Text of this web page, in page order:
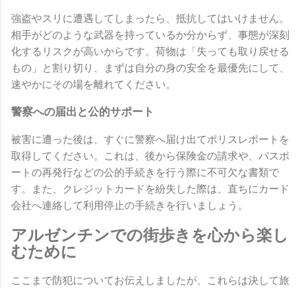
強盗やスリに遭遇してしまったら、抵抗してはいけません。
相手がどのような武器を持っているか分からず、事態が深刻
化するリスクが高いからです。荷物は「失っても取り戻せる
もの」と割り切り、まずは自分の身の安全を最優先にして、
速やかにその場を離れてください。
警察への届出と公的サポート
被害に遭った後は、すぐに警察へ届け出てポリスレポートを
取得してください。これは、後から保険金の請求や、パスポ
ートの再発行などの公的手続きを行う際に不可欠な書類で
す。また、クレジットカードを紛失した際は、直ちにカード
会社へ連絡して利用停止の手続きを行いましょう。
アルゼンチンでの街歩きを心から楽し
むために
ここまで防犯についてお伝えしましたが、これらは決して旅